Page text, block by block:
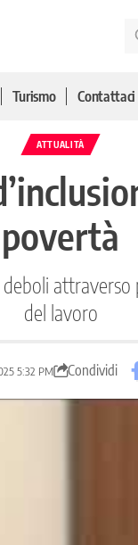
Turismo Contattaci
ATTUALITÀ
povertà
del lavoro
5:32 PM Condividi